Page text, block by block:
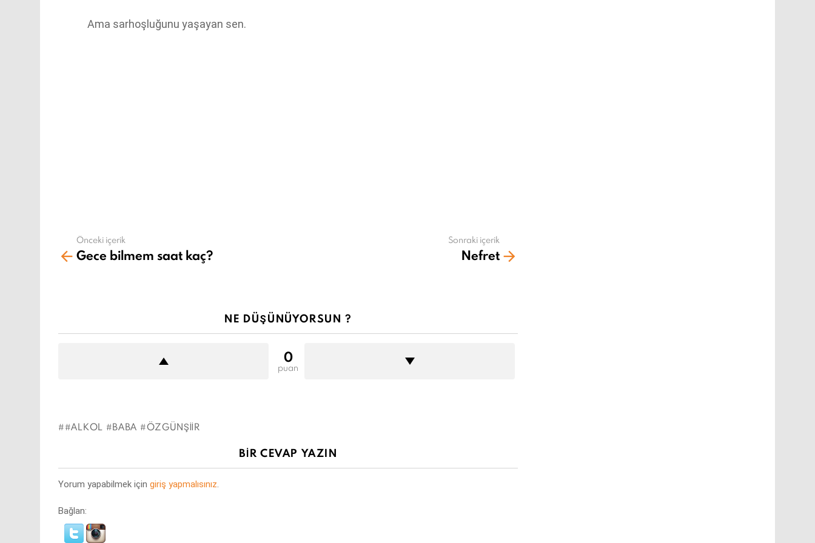
Ama sarhoşluğunu yaşayan sen.
Daha
fazla
Önceki içerik
Gece bilmem saat kaç?
Sonraki içerik
Nefret
NE DÜŞÜNÜYORSUN ?
0
puan
#ALKOL #BABA #ÖZGÜNŞIIR
BIR CEVAP YAZIN
Yorum yapabilmek için giriş yapmalısınız
Bağlan: